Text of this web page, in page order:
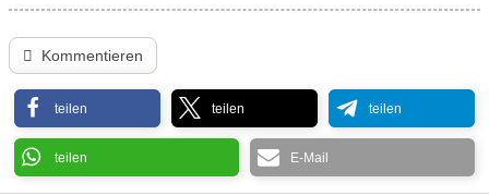
Kommentieren
teilen teilen teilen
teilen E-Mail